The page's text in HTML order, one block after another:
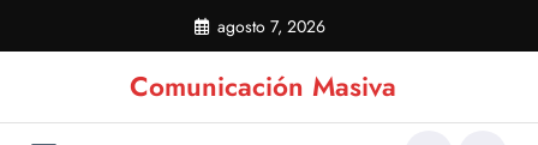
contenido
agosto 7, 2026
Comunicación Masiva